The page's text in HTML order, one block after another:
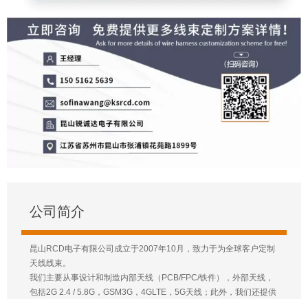
公司简介
昆山RCD电子有限公司成立于2007年10月，致力于为全球客户定制
天线线束。
我们主要从事设计和制造内部天线（PCB/FPC/铁件），外部天线，
包括2G 2.4 / 5.8G，GSM3G，4GLTE，5G天线；此外，我们还提供